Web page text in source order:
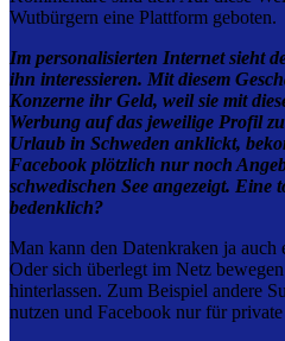
Wutbürgern eine Plattform geboten.
Im personalisierten Internet sieht
ihn interessieren. Mit diesem
Konzerne ihr Geld, weil sie mit
Werbung auf das jeweilige Profil
Urlaub in Schweden anklickt,
Facebook plötzlich nur noch
schwedischen See angezeigt.
bedenklich?
Man kann den Datenkraken ja auch
Oder sich überlegt im Netz
hinterlassen. Zum Beispiel andere
nutzen und Facebook nur für